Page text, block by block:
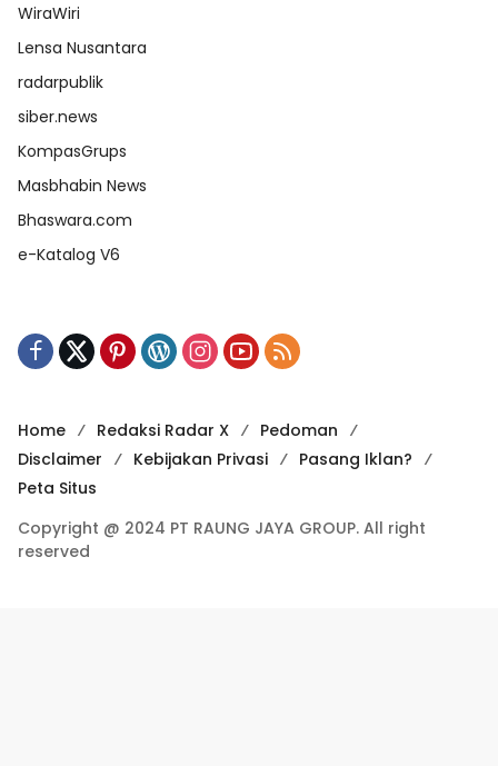
WiraWiri
Lensa Nusantara
radarpublik
siber.news
KompasGrups
Masbhabin News
Bhaswara.com
e-Katalog V6
Home Redaksi Radar X
Pedoman
Disclaimer
Kebijakan Privasi
Pasang Iklan?
Peta Situs
Copyright @ 2024 PT RAUNG JAYA GROUP. All right
reserved